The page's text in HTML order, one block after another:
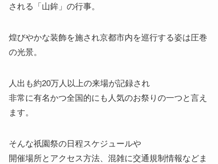
される「山鉾」の行事。
煌びやかな装飾を施され京都市内を巡行する姿は圧巻
の光景。
人出も約20万人以上の来場が記録され
非常に有名かつ全国的にも人気のお祭りの一つと言え
ます。
そんな祇園祭の日程スケジュールや
開催場所とアクセス方法、混雑に交通規制情報などま